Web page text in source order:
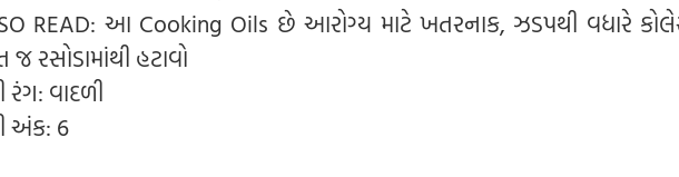
READ: આ Cooking Oils છે આરોગ્ય માટે ખતરનાક, ઝડપથી વધારે
જ રસોડામાંથી હટાવો
રંગ: વાદળી
અંક: 6